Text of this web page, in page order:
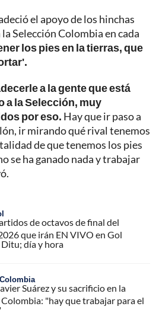
el apoyo de los hinchas
Selección Colombia en cada
los pies en la tierras, que
a la gente que está
a la Selección, muy
por eso. Hay que ir paso a
ir mirando qué rival tenemos
de que tenemos los pies
se ha ganado nada y trabajar
de octavos de final del
que irán EN VIVO en Gol
día y hora
Suárez y su sacrificio en la
Colombia: "hay que trabajar para el